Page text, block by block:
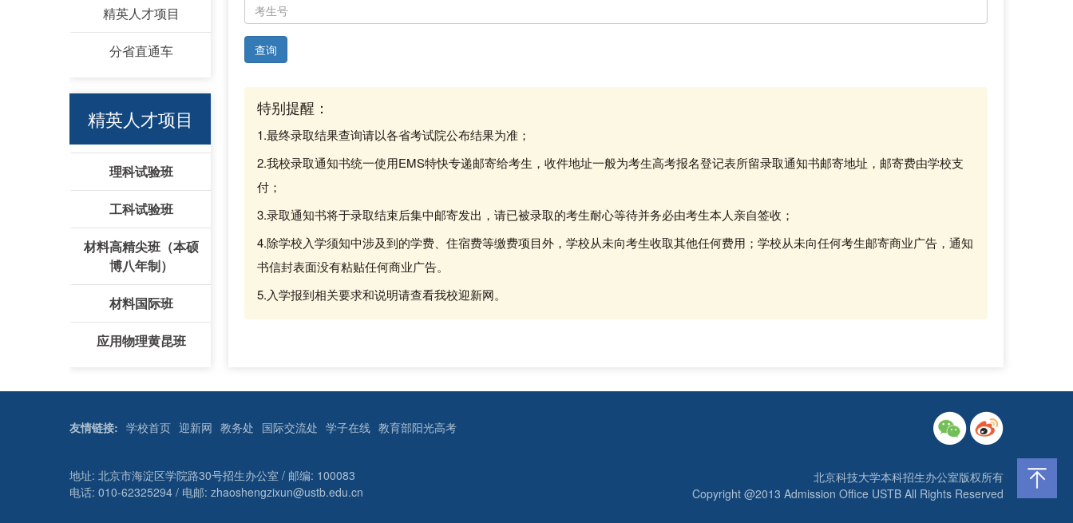
精英人才项目
分省直通车
精英人才项目
理科试验班
工科试验班
材料高精尖班（本硕
博八年制）
材料国际班
应用物理黄昆班
特别提醒：
1.最终录取结果查询请以各省考试院公布结果为准；
2.我校录取通知书统一使用EMS特快专递邮寄给考生，收件地址一般为考生高考报名登记表所留录取通知书邮寄地址，邮寄费由学校支
付；
3.录取通知书将于录取结束后集中邮寄发出，请已被录取的考生耐心等待并务必由考生本人亲自签收；
4.除学校入学须知中涉及到的学费、住宿费等缴费项目外，学校从未向考生收取其他任何费用；学校从未向任何考生邮寄商业广告，通知
书信封表面没有粘贴任何商业广告。
5.入学报到相关要求和说明请查看我校迎新网。
友情链接: 学校首页 迎新网 教务处 国际交流处 学子在线 教育部阳光高考
地址: 北京市海淀区学院路30号招生办公室 / 邮编: 100083
电话: 010-62325294 / 电邮: zhaoshengzixun@ustb.edu.cn
北京科技大学本科招生办公室版权所有
Copyright @2013 Admission Office USTB All Rights Reserved